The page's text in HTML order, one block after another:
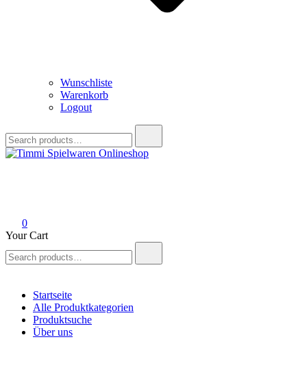
Wunschliste
Warenkorb
Logout
for:
0
Your Cart
for:
Startseite
Alle Produktkategorien
Produktsuche
Über uns